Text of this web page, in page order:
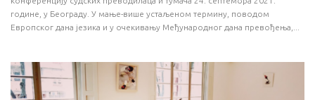
године, у Београду. У мање-више устаљеном термину, поводом
Европског дана језика и у очекивању Међународног дана превођења,...